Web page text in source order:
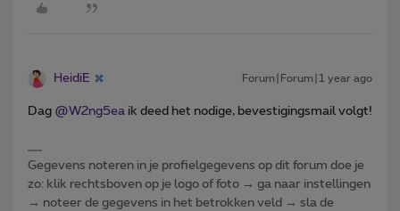
HeidiE Forum|Forum|1 year ago
Dag ​ @W2ng5ea ik deed het nodige, bevestigingsmail volgt!
Gegevens noteren in je profielgegevens op dit forum doe je
zo: klik rechtsboven op je logo of foto → ga naar instellingen
→ noteer de gegevens in het betrokken veld → sla de